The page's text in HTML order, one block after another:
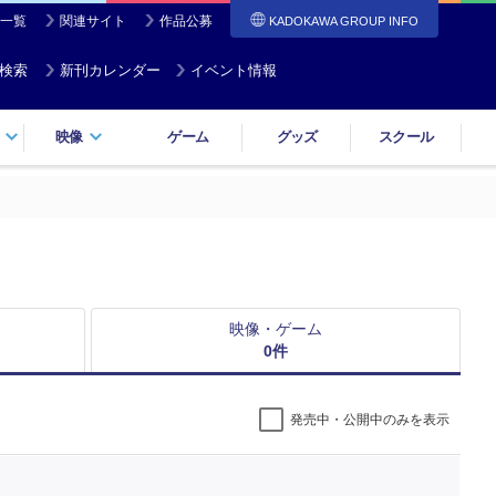
覧 関連サイト 作品公募 KADOKAWA GROUP INFO
索 新刊カレンダー イベント情報
映像 ゲーム グッズ スクール
映像・ゲーム
0件
発売中・公開中のみを表示